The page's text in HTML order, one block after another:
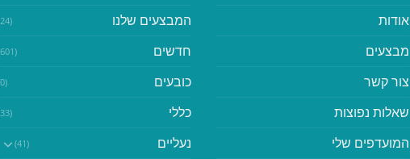
אודות
מבצעים
צור קשר
שאלות נפוצות
המועדפים שלי
המבצעים שלנו (24)
חדשים (601)
כובעים (0)
כללי (33)
נעליים (41)